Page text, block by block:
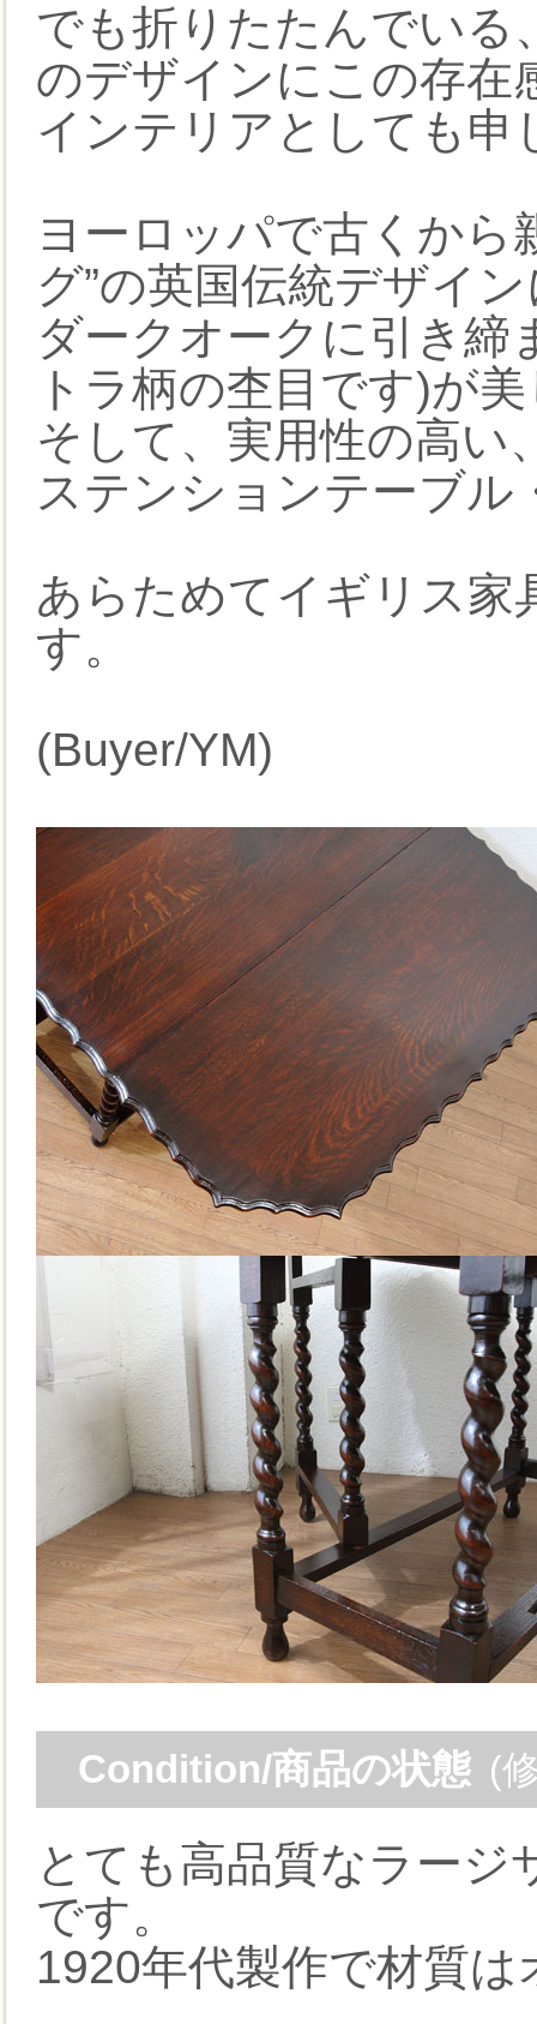
でも折りたたんでいる
のデザインにこの存在
インテリアとしても申
ヨーロッパで古くから
グ”の英国伝統デザイ
ダークオークに引き締
トラ柄の杢目です)が
そして、実用性の高い
ステンションテーブル
あらためてイギリス家
す。
(Buyer/YM)
Condition/商品の状態 (
とても高品質なラー
です。
1920年代製作で材質